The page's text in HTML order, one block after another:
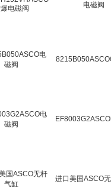
电磁阀
进口美国ASCO